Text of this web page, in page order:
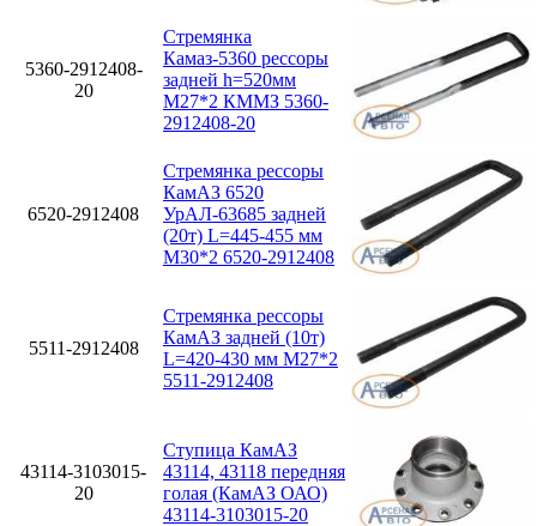
5360-2912408-
20
Стремянка
Камаз-5360 рессоры
задней h=520мм
М27*2 КММЗ 5360-
2912408-20
6520-2912408
Стремянка рессоры
КамАЗ 6520
УрАЛ-63685 задней
(20т) L=445-455 мм
М30*2 6520-2912408
5511-2912408
Стремянка рессоры
КамАЗ задней (10т)
L=420-430 мм М27*2
5511-2912408
43114-3103015-
20
Ступица КамАЗ
43114, 43118 передняя
голая (КамАЗ ОАО)
43114-3103015-20